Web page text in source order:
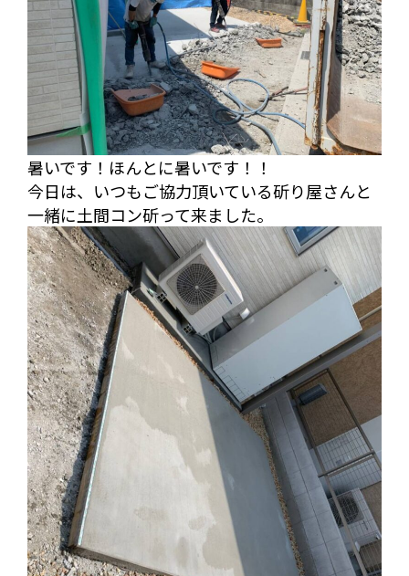
暑いです！ほんとに暑いです！！
今日は、いつもご協力頂いている斫り屋さんと
一緒に土間コン斫って来ました。